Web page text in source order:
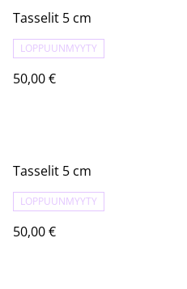
Tasselit 5 cm
LOPPUUNMYYTY
50,00 €
Tasselit 5 cm
LOPPUUNMYYTY
50,00 €